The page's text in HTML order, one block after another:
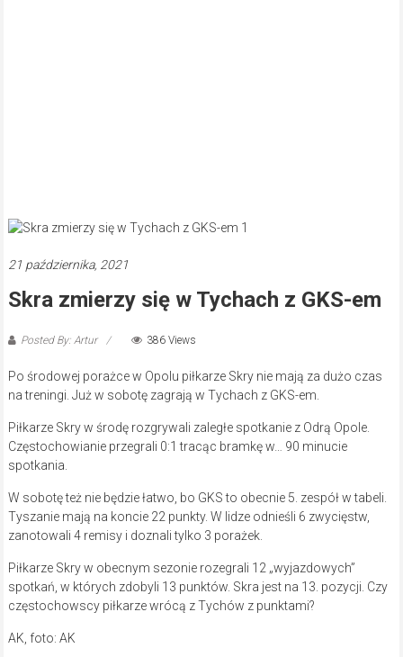
21 października, 2021
Skra zmierzy się w Tychach z GKS-em
Posted By: Artur 386 Views
Po środowej porażce w Opolu piłkarze Skry nie mają za dużo czas
na treningi. Już w sobotę zagrają w Tychach z GKS-em.
Piłkarze Skry w środę rozgrywali zaległe spotkanie z Odrą Opole.
Częstochowianie przegrali 0:1 tracąc bramkę w… 90 minucie
spotkania.
W sobotę też nie będzie łatwo, bo GKS to obecnie 5. zespół w tabeli.
Tyszanie mają na koncie 22 punkty. W lidze odnieśli 6 zwycięstw,
zanotowali 4 remisy i doznali tylko 3 porażek.
Piłkarze Skry w obecnym sezonie rozegrali 12 „wyjazdowych”
spotkań, w których zdobyli 13 punktów. Skra jest na 13. pozycji. Czy
częstochowscy piłkarze wrócą z Tychów z punktami?
AK, foto: AK